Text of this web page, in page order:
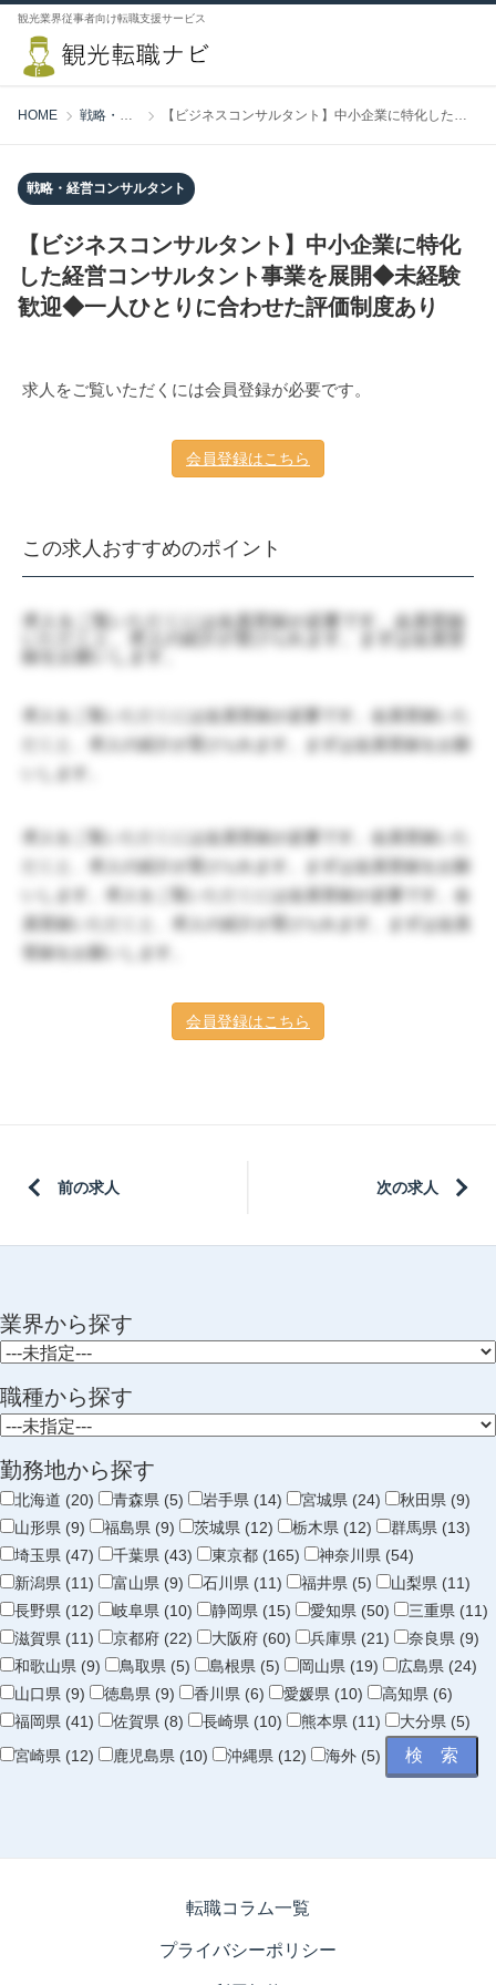
観光業界従事者向け転職支援サービス
HOME 戦略・経営コンサルタント 【ビジネスコンサルタント】中小企業に特化した経営コンサルタント事業を展開◆未経験歓迎◆一人ひとりに合わせた評価制度あり
戦略・経営コンサルタント
【ビジネスコンサルタント】中小企業に特化
した経営コンサルタント事業を展開◆未経験
歓迎◆一人ひとりに合わせた評価制度あり
求人をご覧いただくには会員登録が必要です。
会員登録はこちら
この求人おすすめのポイント
求人をご覧いただくには会員登録が必要です。会員登録
録をお願いします。
求人をご覧いただくには会員登録が必要です。会員登録いた
だくと、求人の紹介が受けられます。まずは会員登録をお願
いします。
求人をご覧いただくには会員登録が必要です。会員登録いた
だくと、求人の紹介が受けられます。まずは会員登録をお願
いします。求人をご覧いただくには会員登録が必要です。会
員登録いただくと、求人の紹介が受けられます。まずは会員
登録をお願いします。
会員登録はこちら
前の求人 次の求人
業界から探す
職種から探す
勤務地から探す
北海道 (20) 青森県 (5) 岩手県 (14) 宮城県 (24)
秋田県 (9)
山形県 (9)
福島県 (9) 茨城県 (12) 栃木県 (12)
群馬県 (13)
埼玉県 (47)
千葉県 (43) 東京都 (165)
神奈川県 (54)
新潟県 (11)
富山県 (9) 石川県 (11) 福井県 (5)
山梨県 (11)
長野県 (12)
岐阜県 (10) 静岡県 (15) 愛知県 (50)
三重県 (11)
滋賀県 (11)
京都府 (22) 大阪府 (60) 兵庫県 (21)
奈良県 (9)
和歌山県 (9)
鳥取県 (5) 島根県 (5) 岡山県 (19)
広島県 (24)
山口県 (9)
徳島県 (9) 香川県 (6) 愛媛県 (10)
高知県 (6)
福岡県 (41)
佐賀県 (8) 長崎県 (10) 熊本県 (11)
大分県 (5)
宮崎県 (12)
鹿児島県 (10) 沖縄県 (12) 海外 (5)
転職コラム一覧
プライバシーポリシー